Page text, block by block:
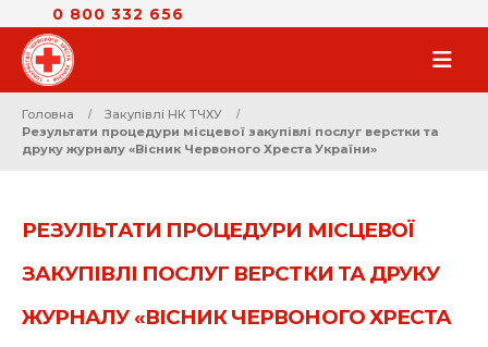
0 800 332 656
Головна
Закупівлі НК ТЧХУ
Результати процедури місцевої закупівлі послуг верстки та
друку журналу «Вісник Червоного Хреста України»
РЕЗУЛЬТАТИ ПРОЦЕДУРИ МІСЦЕВОЇ
ЗАКУПІВЛІ ПОСЛУГ ВЕРСТКИ ТА ДРУКУ
ЖУРНАЛУ «ВІСНИК ЧЕРВОНОГО ХРЕСТА